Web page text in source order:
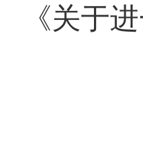
《关于